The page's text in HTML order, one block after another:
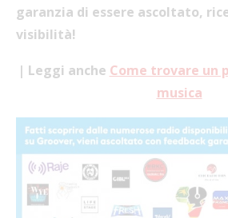
garanzia di essere ascoltato,
visibilità!
| Leggi anche Come trovare un
musica